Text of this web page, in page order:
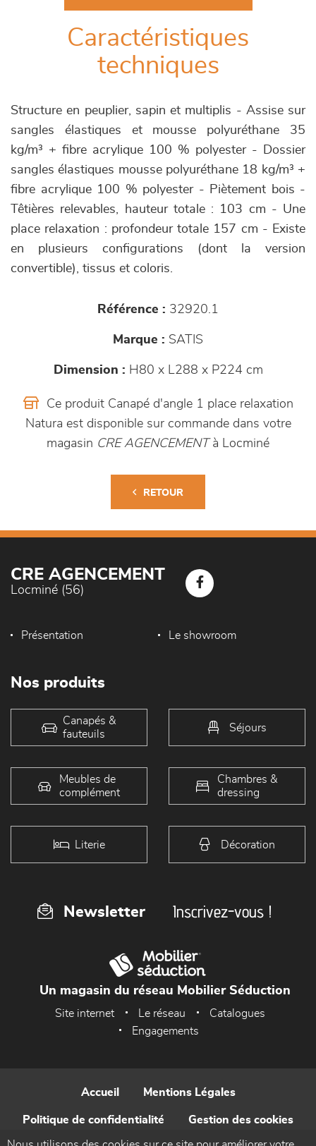
Caractéristiques
techniques
Structure en peuplier, sapin et multiplis - Assise sur
sangles élastiques et mousse polyuréthane 35
kg/m³ + fibre acrylique 100 % polyester - Dossier
sangles élastiques mousse polyuréthane 18 kg/m³ +
fibre acrylique 100 % polyester - Piètement bois -
Têtières relevables, hauteur totale : 103 cm - Une
place relaxation : profondeur totale 157 cm - Existe
en plusieurs configurations (dont la version
convertible), tissus et coloris.
Référence : 32920.1
Marque : SATIS
Dimension : H80 x L288 x P224 cm
Ce produit Canapé d'angle 1 place relaxation
Natura est disponible sur commande dans votre
magasin CRE AGENCEMENTà Locminé
RETOUR
CRE AGENCEMENT
Locminé (56)
Présentation Le showroom
Nos produits
Canapés &
fauteuils
Séjours
Meubles de
complément
Chambres &
dressing
Literie Décoration
Newsletter Inscrivez-vous !
Un magasin du réseau Mobilier Séduction
Site internet Le réseau
Catalogues
Engagements
Accueil Mentions Légales
Politique de confidentialité Gestion des cookies